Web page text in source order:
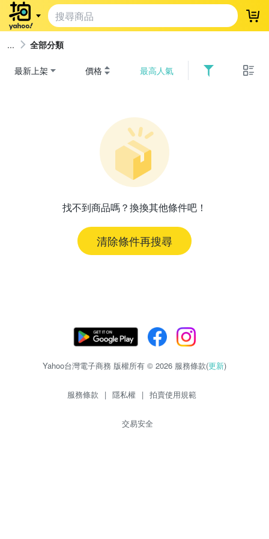
登
全部分類
最新上架 價格 最高人氣
找不到商品嗎？換換其他條件吧！
清除條件再搜尋
Yahoo台灣電子商務 版權所有 © 2026 服務條款(更新)
服務條款 | 隱私權 | 拍賣使用規範
交易安全